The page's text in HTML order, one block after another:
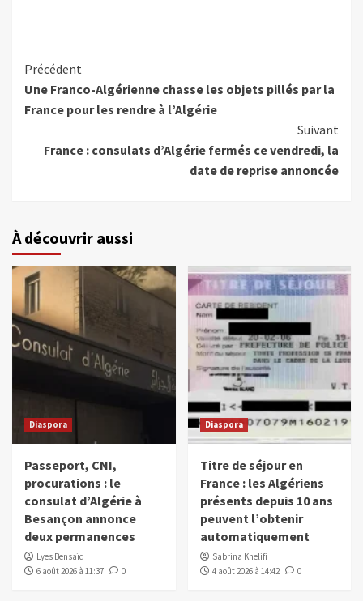
Précédent
Une Franco-Algérienne chasse les objets pillés par la
France pour les rendre à l’Algérie
Suivant
France : consulats d’Algérie fermés ce vendredi, la
date de reprise annoncée
À découvrir aussi
Diaspora
Passeport, CNI,
procurations : le
consulat d’Algérie à
Besançon annonce
deux permanences
Lyes Bensaïd
6 août 2026 à 11:37
0
Diaspora
Titre de séjour en
France : les Algériens
présents depuis 10 ans
peuvent l’obtenir
automatiquement
Sabrina Khelifi
4 août 2026 à 14:42
0